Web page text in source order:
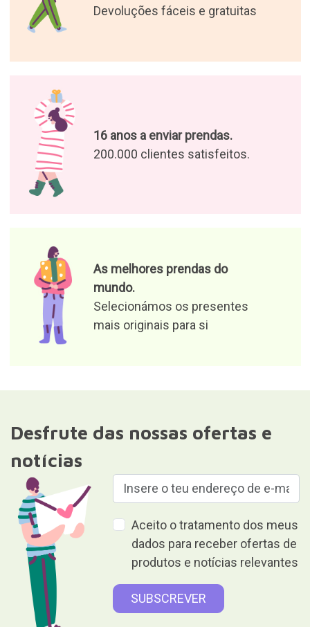
Devoluções fáceis e gratuitas
16 anos a enviar prendas.
200.000 clientes satisfeitos.
As melhores prendas do
mundo.
Selecionámos os presentes
mais originais para si
Desfrute das nossas ofertas e
notícias
Aceito o tratamento dos meus
dados para receber ofertas de
produtos e notícias relevantes